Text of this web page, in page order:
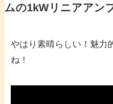
ムの1kWリニアアン
やはり素晴らしい！魅力
ね！